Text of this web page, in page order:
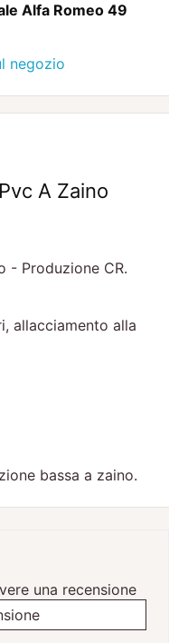
Alfa Romeo 49
negozio
A Zaino
- Produzione CR.
allacciamento alla
bassa a zaino.
una recensione